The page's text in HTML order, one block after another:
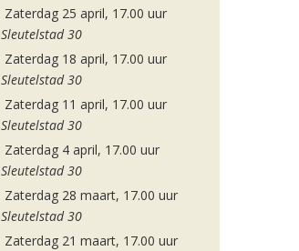
Zaterdag 25 april, 17.00 uur
Sleutelstad 30
Zaterdag 18 april, 17.00 uur
Sleutelstad 30
Zaterdag 11 april, 17.00 uur
Sleutelstad 30
Zaterdag 4 april, 17.00 uur
Sleutelstad 30
Zaterdag 28 maart, 17.00 uur
Sleutelstad 30
Zaterdag 21 maart, 17.00 uur